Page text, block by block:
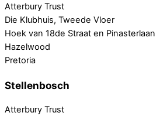
Atterbury Trust
Die Klubhuis, Tweede Vloer
Hoek van 18de Straat en Pinasterlaan
Hazelwood
Pretoria
Stellenbosch
Atterbury Trust